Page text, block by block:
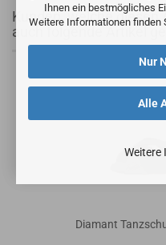
Ihnen ein bestmögliches
Weitere Informationen finden
Alle
Nur
Weitere
Kunden, welche
auch folgende Artikel
Diamant